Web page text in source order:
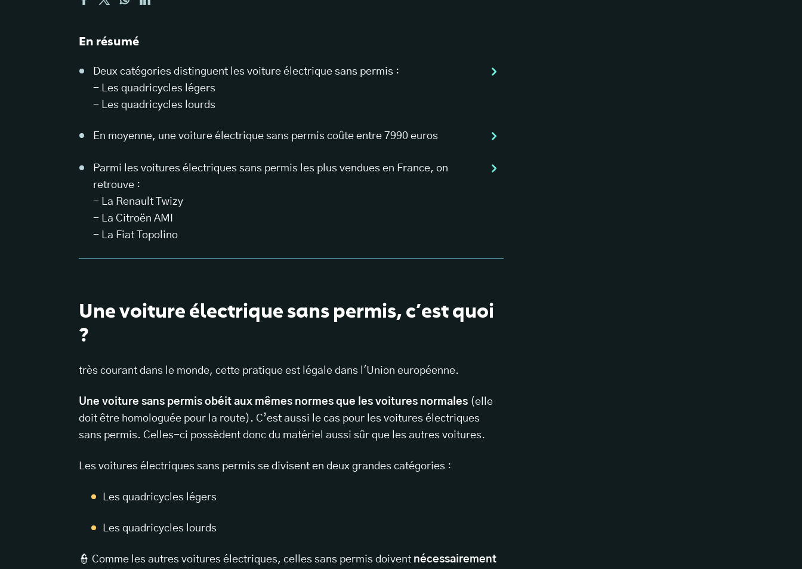
En résumé
Deux catégories distinguent les voiture électrique sans permis :
- Les quadricycles légers
- Les quadricycles lourds
En moyenne, une voiture électrique sans permis coûte entre 7990 euros
Parmi les voitures électriques sans permis les plus vendues en France, on
retrouve :
- La Renault Twizy
- La Citroën AMI
- La Fiat Topolino
Une voiture électrique sans permis, c’est quoi
?
très courant dans le monde, cette pratique est légale dans l'Union européenne.
Une voiture sans permis obéit aux mêmes normes que les voitures normales (elle
doit être homologuée pour la route). C’est aussi le cas pour les voitures électriques
sans permis. Celles-ci possèdent donc du matériel aussi sûr que les autres voitures.
Les voitures électriques sans permis se divisent en deux grandes catégories :
Les quadricycles légers
Les quadricycles lourds
👮 Comme les autres voitures électriques, celles sans permis doivent nécessairement